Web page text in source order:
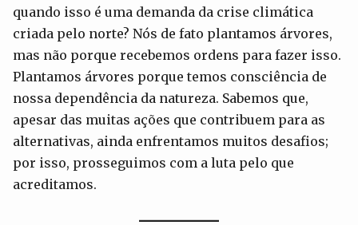
quando isso é uma demanda da crise climática
criada pelo norte? Nós de fato plantamos árvores,
mas não porque recebemos ordens para fazer isso.
Plantamos árvores porque temos consciência de
nossa dependência da natureza. Sabemos que,
apesar das muitas ações que contribuem para as
alternativas, ainda enfrentamos muitos desafios;
por isso, prosseguimos com a luta pelo que
acreditamos.